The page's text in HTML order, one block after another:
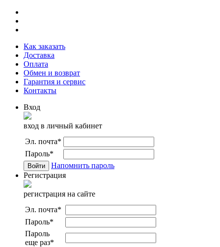
Как заказать
Доставка
Оплата
Обмен и возврат
Гарантия и сервис
Контакты
Вход
вход в личный кабинет
Эл. почта*
Пароль*
Напомнить пароль
Регистрация
регистрация на сайте
Эл. почта*
Пароль*
Пароль
еще раз*